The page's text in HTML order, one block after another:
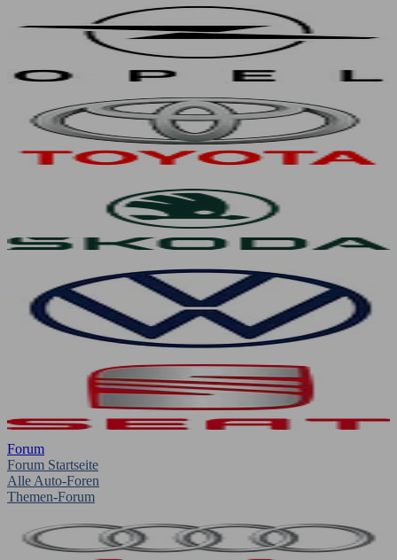
Forum
Forum Startseite
Alle Auto-Foren
Themen-Forum